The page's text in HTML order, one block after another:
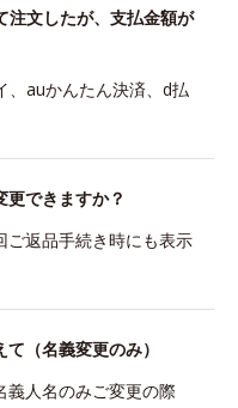
注文したが、支払金額が
、auかんたん決済、d払
できますか？
ご返品手続き時にも表示
（名義変更のみ）
義人名のみご変更の際